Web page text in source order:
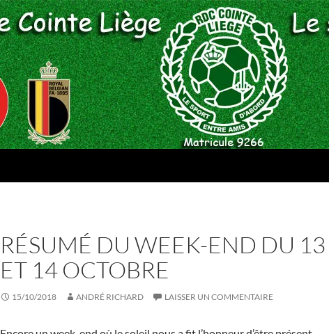
RÉSUMÉ DU WEEK-END DU 13
ET 14 OCTOBRE
15/10/2018 ANDRÉ RICHARD LAISSER UN COMMENTAIRE